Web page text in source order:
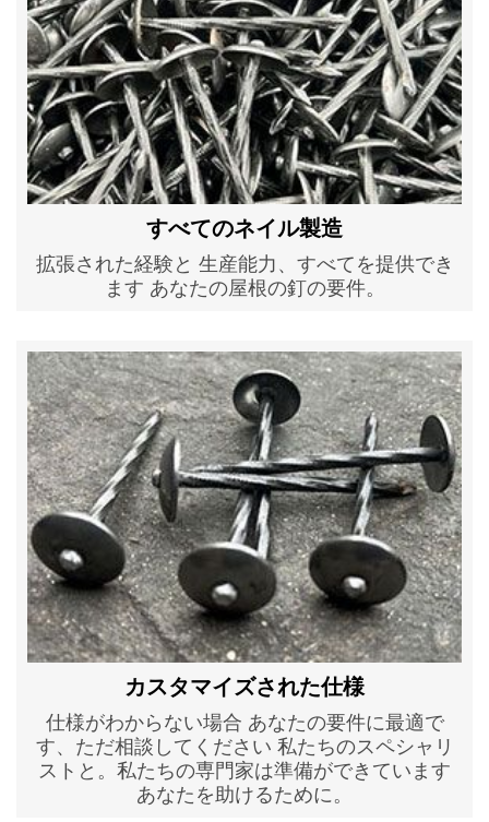
すべてのネイル製造
拡張された経験と 生産能力、すべてを提供でき
ます あなたの屋根の釘の要件。
カスタマイズされた仕様
仕様がわからない場合 あなたの要件に最適で
す、ただ相談してください 私たちのスペシャリ
ストと。私たちの専門家は準備ができています
あなたを助けるために。